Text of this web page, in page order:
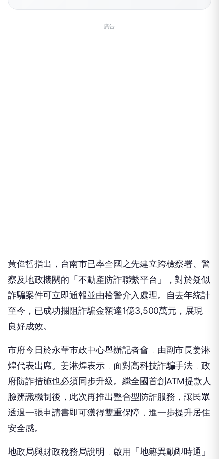
廣告
黃偉哲指出，台南市已率全國之先建立跨檢察署、警
察及地政機關的「不動產防詐聯繫平台」，對於疑似
詐騙案件可立即通報並由檢警介入處理。自去年統計
至今，已成功攔阻詐騙金額達1億3,500萬元，展現
良好成效。
市府今日於永華市政中心舉辦記者會，由副市長姜淋
煌代表出席。姜淋煌表示，面對高科技詐騙手法，政
府防詐措施也必須同步升級。繼全國首創ATM提款人
臉辨識機制後，此次再推出整合型防詐服務，讓民眾
透過一張申請書即可獲得雙重保障，進一步提升居住
安全感。
地政局與財政稅務局說明，啟用「地籍異動即時通」